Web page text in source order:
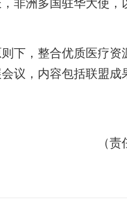
非洲多国驻华大使，
下，整合优质医疗资
议，内容包括联盟成
（